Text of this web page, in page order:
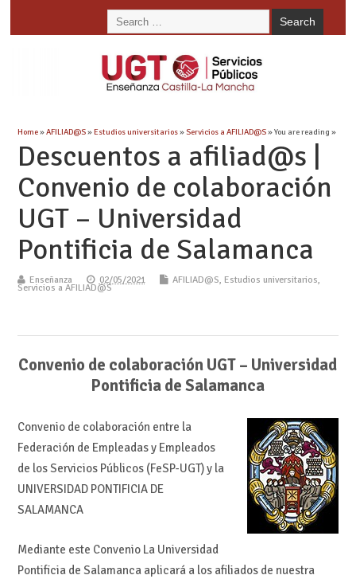
Home»AFILIAD@S»Estudios universitarios»Servicios a AFILIAD@S» You are reading »
Descuentos a afiliad@s |
Convenio de colaboración
UGT – Universidad
Pontificia de Salamanca
Enseñanza 02/05/2021 AFILIAD@S, Estudios universitarios,
Servicios a AFILIAD@S
Convenio de colaboración UGT – Universidad
Pontificia de Salamanca
Convenio de colaboración entre la
Federación de Empleadas y Empleados
de los Servicios Públicos (FeSP-UGT) y la
UNIVERSIDAD PONTIFICIA DE
SALAMANCA
Mediante este Convenio La Universidad
Pontificia de Salamanca aplicará a los afiliados de nuestra